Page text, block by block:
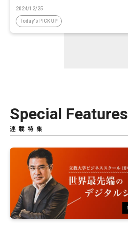
2024/12/25
Today's PICK UP
Special Features
連載特集